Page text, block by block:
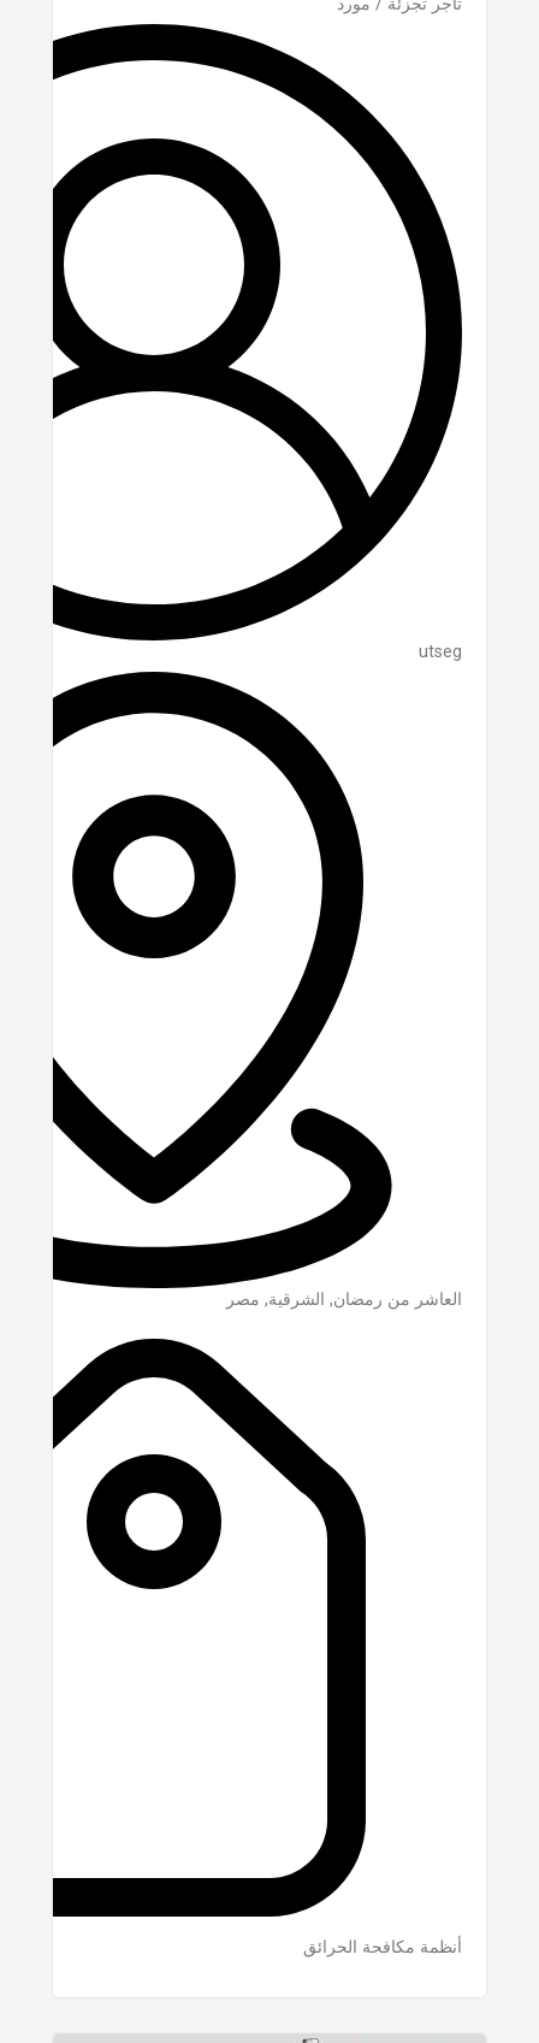
utseg
العاشر من رمضان, الشرقية, مصر
أنظمة مكافحة الحرائق